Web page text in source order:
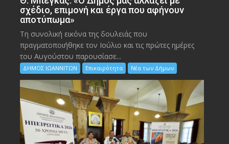
σχέδιο, επιμονή και έργα που αφήνουν
αποτύπωμα»
Τη συνολική εικόνα της δουλειάς που
πραγματοποιήθηκε τον Ιούλιο και τις πρώτες ημέρες
του Αυγούστου παρουσίασε...
ΔΗΜΟΣ ΙΩΑΝΝΙΤΩΝ Επικαιρότητα Νέα των Δήμων